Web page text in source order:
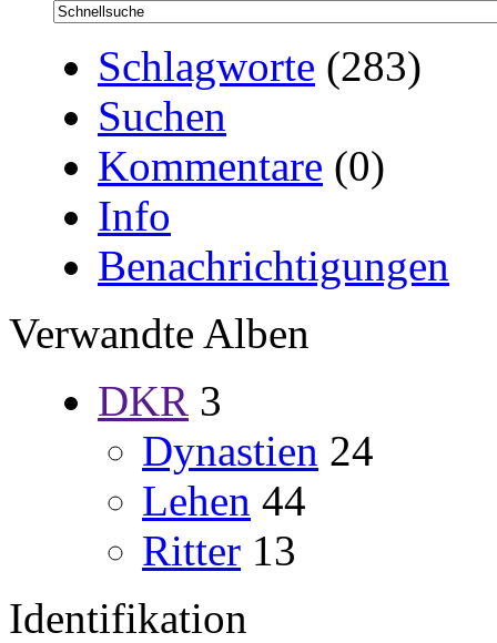
Schlagworte (283)
Suchen
Kommentare (0)
Info
Benachrichtigungen
Verwandte Alben
DKR 3
Dynastien 24
Lehen 44
Ritter 13
Identifikation